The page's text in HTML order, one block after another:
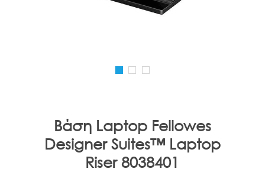
Βάση Laptop Fellowes
Designer Suites™ Laptop
Riser 8038401